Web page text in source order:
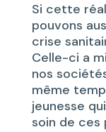
Si cette
pouvons
crise
Celle-ci a
nos
même
jeunesse
soin de ces